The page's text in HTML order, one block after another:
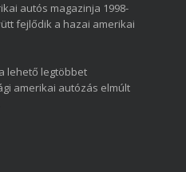
autós magazinja 1998-
fejlődik a hazai amerikai
lehető legtöbbet
amerikai autózás elmúlt